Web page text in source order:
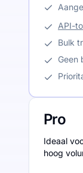
API-
Bulk
Geen
Pro
Ideaal
hoog